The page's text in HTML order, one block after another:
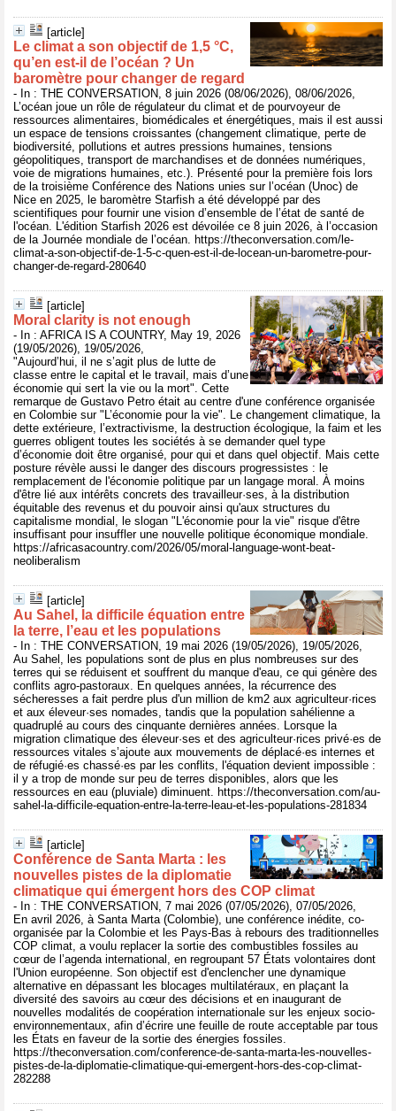
[article]
Le climat a son objectif de 1,5 °C,
qu’en est‑il de l’océan ? Un
baromètre pour changer de regard
- In : THE CONVERSATION, 8 juin 2026 (08/06/2026), 08/06/2026,
L’océan joue un rôle de régulateur du climat et de pourvoyeur de
ressources alimentaires, biomédicales et énergétiques, mais il est aussi
un espace de tensions croissantes (changement climatique, perte de
biodiversité, pollutions et autres pressions humaines, tensions
géopolitiques, transport de marchandises et de données numériques,
voie de migrations humaines, etc.). Présenté pour la première fois lors
de la troisième Conférence des Nations unies sur l’océan (Unoc) de
Nice en 2025, le baromètre Starfish a été développé par des
scientifiques pour fournir une vision d’ensemble de l’état de santé de
l'océan. L'édition Starfish 2026 est dévoilée ce 8 juin 2026, à l’occasion
de la Journée mondiale de l’océan. https://theconversation.com/le-
climat-a-son-objectif-de-1-5-c-quen-est-il-de-locean-un-barometre-pour-
changer-de-regard-280640
[article]
Moral clarity is not enough
- In : AFRICA IS A COUNTRY, May 19, 2026
(19/05/2026), 19/05/2026,
"Aujourd’hui, il ne s’agit plus de lutte de
classe entre le capital et le travail, mais d’une
économie qui sert la vie ou la mort". Cette
remarque de Gustavo Petro était au centre d'une conférence organisée
en Colombie sur "L’économie pour la vie". Le changement climatique, la
dette extérieure, l’extractivisme, la destruction écologique, la faim et les
guerres obligent toutes les sociétés à se demander quel type
d’économie doit être organisé, pour qui et dans quel objectif. Mais cette
posture révèle aussi le danger des discours progressistes : le
remplacement de l'économie politique par un langage moral. À moins
d'être lié aux intérêts concrets des travailleur·ses, à la distribution
équitable des revenus et du pouvoir ainsi qu'aux structures du
capitalisme mondial, le slogan "L'économie pour la vie" risque d'être
insuffisant pour insuffler une nouvelle politique économique mondiale.
https://africasacountry.com/2026/05/moral-language-wont-beat-
neoliberalism
[article]
Au Sahel, la difficile équation entre
la terre, l’eau et les populations
- In : THE CONVERSATION, 19 mai 2026 (19/05/2026), 19/05/2026,
Au Sahel, les populations sont de plus en plus nombreuses sur des
terres qui se réduisent et souffrent du manque d'eau, ce qui génère des
conflits agro-pastoraux. En quelques années, la récurrence des
sécheresses a fait perdre plus d'un million de km2 aux agriculteur·rices
et aux éleveur·ses nomades, tandis que la population sahélienne a
quadruplé au cours des cinquante dernières années. Lorsque la
migration climatique des éleveur·ses et des agriculteur·rices privé·es de
ressources vitales s’ajoute aux mouvements de déplacé·es internes et
de réfugié·es chassé·es par les conflits, l'équation devient impossible :
il y a trop de monde sur peu de terres disponibles, alors que les
ressources en eau (pluviale) diminuent. https://theconversation.com/au-
sahel-la-difficile-equation-entre-la-terre-leau-et-les-populations-281834
[article]
Conférence de Santa Marta : les
nouvelles pistes de la diplomatie
climatique qui émergent hors des COP climat
- In : THE CONVERSATION, 7 mai 2026 (07/05/2026), 07/05/2026,
En avril 2026, à Santa Marta (Colombie), une conférence inédite, co-
organisée par la Colombie et les Pays-Bas à rebours des traditionnelles
COP climat, a voulu replacer la sortie des combustibles fossiles au
cœur de l’agenda international, en regroupant 57 États volontaires dont
l'Union européenne. Son objectif est d'enclencher une dynamique
alternative en dépassant les blocages multilatéraux, en plaçant la
diversité des savoirs au cœur des décisions et en inaugurant de
nouvelles modalités de coopération internationale sur les enjeux socio-
environnementaux, afin d’écrire une feuille de route acceptable par tous
les États en faveur de la sortie des énergies fossiles.
https://theconversation.com/conference-de-santa-marta-les-nouvelles-
pistes-de-la-diplomatie-climatique-qui-emergent-hors-des-cop-climat-
282288